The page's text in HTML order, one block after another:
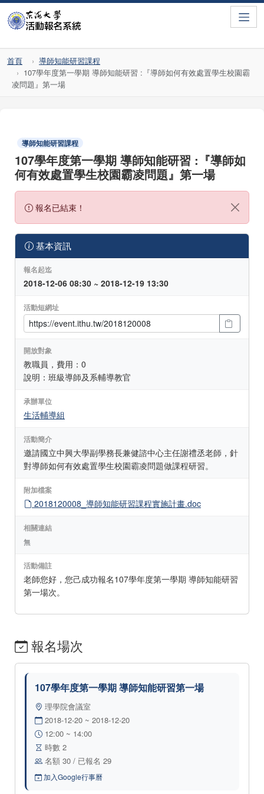
首頁
導師知能研習課程
107學年度第一學期 導師知能研習 :『導師如何有效處置學生校園霸
凌問題』第一場
導師知能研習課程
107學年度第一學期 導師知能研習 :『導師如
何有效處置學生校園霸凌問題』第一場
報名已結束！
基本資訊
報名起迄
2018-12-06 08:30 ~ 2018-12-19 13:30
活動短網址
開放對象
教職員，費用：0
說明：班級導師及系輔導教官
承辦單位
生活輔導組
活動簡介
邀請國立中興大學副學務長兼健諮中心主任謝禮丞老師，針
對導師如何有效處置學生校園霸凌問題做課程研習。
附加檔案
2018120008_導師知能研習課程實施計畫.doc
相關連結
無
活動備註
老師您好，您己成功報名107學年度第一學期 導師知能研習
第一場次。
報名場次
107學年度第一學期 導師知能研習第一場
理學院會議室
2018-12-20 ~ 2018-12-20
12:00 ~ 14:00
時數 2
名額 30 / 已報名 29
加入Google行事曆